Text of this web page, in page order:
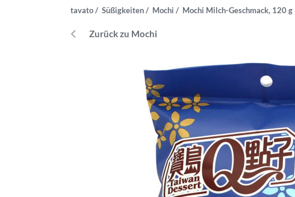
tavato Süßigkeiten Mochi Mochi Milch-Geschmack, 120 g
Zurück zu Mochi